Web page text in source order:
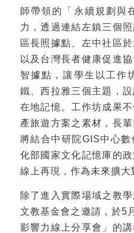
師帶領的「永續規劃與
力，透過連結左鎮三個
區長照據點、左中社區
以及台灣長者健康促進
智據點，讓學生以工作
鐵、西拉雅三個主題，
在地記憶。工作坊成果
產旅遊方案之素材，長
將結合中研院GIS中心
化部國家文化記憶庫的
線上再現，作為未來擴大
除了進入實際場域之教
文教基金會之邀請，於5
影響力線上分享會」的